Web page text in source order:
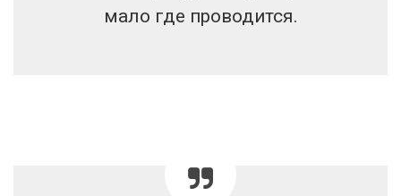
мало где проводится.